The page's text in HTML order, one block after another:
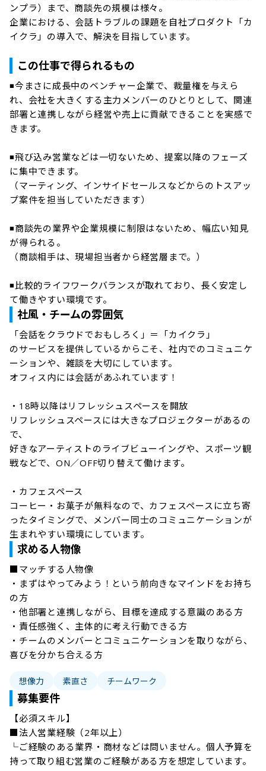
ンプラ）まで、商談先の規模は様々。
企業における、会話トラブルの課題を自社プロダクト「カ
イクラ」の導入で、解決を目指しています。
この仕事で得られるもの
◾今まさに成長中のベンチャー企業で、裁量権を与えら
れ、会社を大きくする主力メンバーのひとりとして、関連
部署と連携しながら経営や売上に貢献できることを実感で
きます。
◾飛び込み営業などは一切ないため、提案以降のフェーズ
に集中できます。
（マーティング、インサイドセールスなどからのトスアッ
プ案件を担当していただきます）
◾商談先の業界や企業規模に制限はないため、幅広い知見
が得られる。
（商談相手は、現場担当者から経営層まで。）
◾比較的ライフワークバランスが取れており、長く安定し
て働きやすい環境です。
社風・チームの雰囲気
「会話をクラウドでおもしろく」＝「カイクラ」
のサービスを提供しているからこそ、社内でのコミュニケ
ーションや、雑談を大切にしています。
オフィス内には会話があふれています！
・18時以降はリフレッシュスペースを開放
リフレッシュスペースには大きなプロジェクターがあるの
で、
好きなアーティストのライブビューイングや、スポーツ観
戦などで、ON／OFF切り替えて働けます。
・カフェスペース
コーヒー・お菓子が無料なので、カフェスペースに立ち寄
ったタイミングで、メンバー同士のコミュニケーションが
生まれやすい環境にしています。
求める人物像
■マッチする人物像
・まずはやってみよう！という前向きなマインドをお持ち
の方
・他部署と連携しながら、目標を達成する意識のある方
・責任感強く、主体的に考え行動できる方
・チームのメンバーとコミュニケーションを取りながら、
喜びを分かち合える方
想像力 素直さ チームワーク
募集要件
【必須スキル】
■法人営業経験（2年以上）
└ご経験のある業界・商材などは問いません。個人予算を
持って取り組む営業のご経験がある方を想定しています。